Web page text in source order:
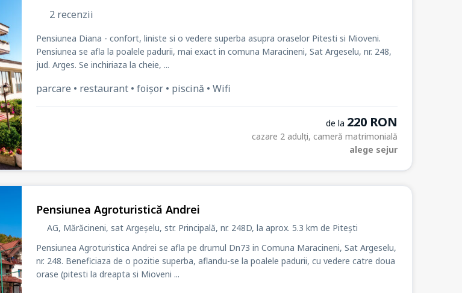
2 recenzii
Pensiunea Diana - confort, liniste si o vedere superba asupra oraselor Pitesti si Mioveni.
Pensiunea se afla la poalele padurii, mai exact in comuna Maracineni, Sat Argeselu, nr. 248,
jud. Arges. Se inchiriaza la cheie, ...
parcare • restaurant • foișor • piscină • Wifi
de la 220 RON
cazare 2 adulți, cameră matrimonială
alege sejur
Pensiunea Agroturistică Andrei
AG, Mărăcineni, sat Argeșelu, str. Principală, nr. 248D, la aprox. 5.3 km de Pitești
Pensiunea Agroturistica Andrei se afla pe drumul Dn73 in Comuna Maracineni, Sat Argeselu,
nr. 248. Beneficiaza de o pozitie superba, aflandu-se la poalele padurii, cu vedere catre doua
orase (pitesti la dreapta si Mioveni ...